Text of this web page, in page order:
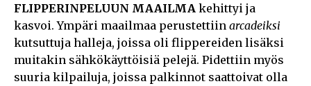
FLIPPERINPELUUN MAAILMA kehittyi ja
kasvoi. Ympäri maailmaa perustettiin arcadeiksi
kutsuttuja halleja, joissa oli flippereiden lisäksi
muitakin sähkökäyttöisiä pelejä. Pidettiin myös
suuria kilpailuja, joissa palkinnot saattoivat olla